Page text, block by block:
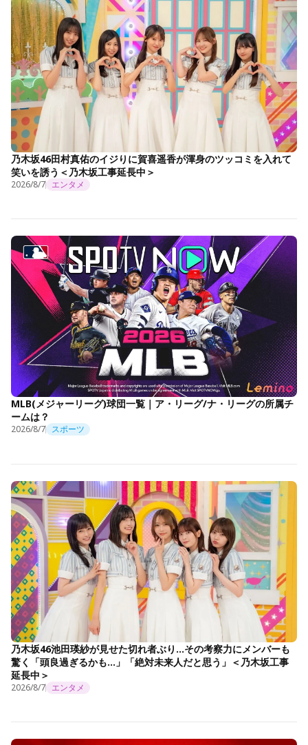
乃木坂46田村真佑のイジりに賀喜遥香が渾身のツッコミを入れて
笑いを誘う＜乃木坂工事延長中＞
2026/8/7 エンタメ
MLB(メジャーリーグ)球団一覧｜ア・リーグ/ナ・リーグの所属チ
ームは？
2026/8/7 スポーツ
乃木坂46池田瑛紗が見せた切れ者ぶり…その考察力にメンバーも
驚く「頭良過ぎるかも…」「絶対未来人だと思う」＜乃木坂工事
延長中＞
2026/8/7 エンタメ